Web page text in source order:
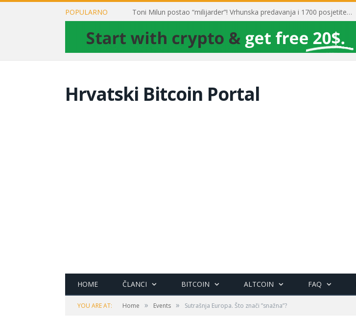
POPULARNO Toni Milun postao “milijarder”! Vrhunska predavanja i 1700 posjetitelja obilježili su mjesec financijske pismenosti
Hrvatski Bitcoin Portal
HOME ČLANCI BITCOIN ALTCOIN FAQ
YOU ARE AT: Home » Events » Sutrašnja Europa. Što znači ”snažna”?